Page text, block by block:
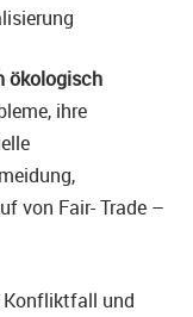
ökologisch
ihre
von Fair- Trade –
Konfliktfall und